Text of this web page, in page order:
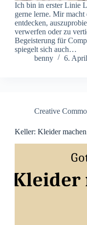
Ich bin in erster Linie
gerne lerne. Mir macht
entdecken,
verwerfen oder zu
Begeisterung für
spiegelt sich auch…
benny
6.
Creative
Keller: Kleider